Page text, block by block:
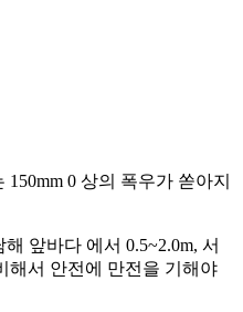
0 상의 폭우가 쏟아지
앞바다 에서 0.5~2.0m, 서
해서 안전에 만전을 기해야